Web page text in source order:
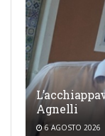
Agnelli
6 AGOSTO 2026